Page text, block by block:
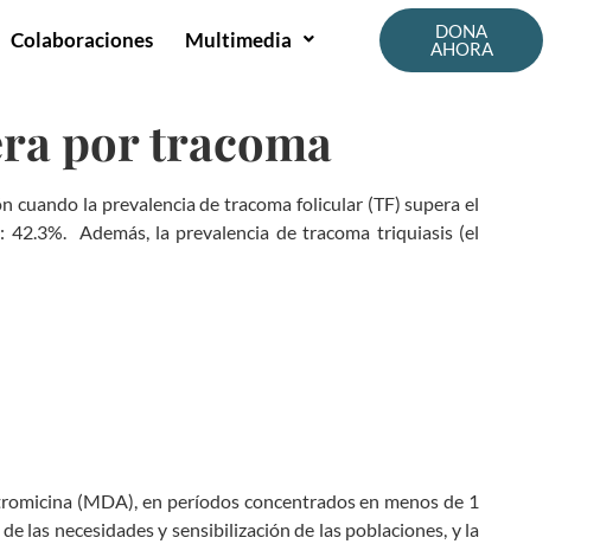
Colaboraciones Multimedia
DONA
AHORA
por tracoma
cuando la prevalencia de tracoma folicular (TF) supera el
Además, la prevalencia de tracoma triquiasis (el
(MDA), en períodos concentrados en menos de 1
las necesidades y sensibilización de las poblaciones, y la